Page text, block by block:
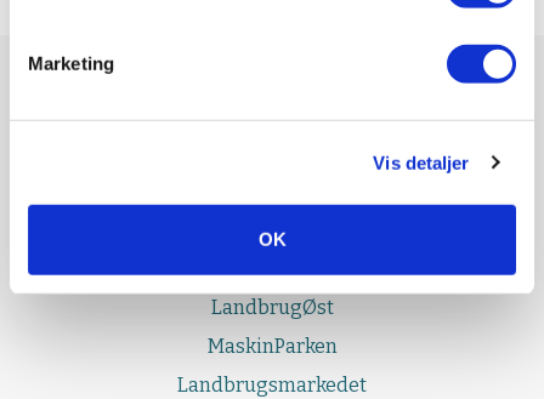
Marketing
Vis detaljer
OK
LandbrugSyd
LandbrugFyn
LandbrugØst
MaskinParken
Landbrugsmarkedet